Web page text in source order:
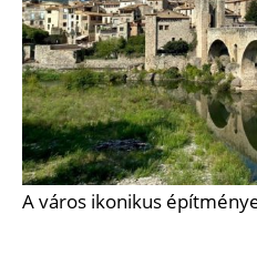
A város ikonikus